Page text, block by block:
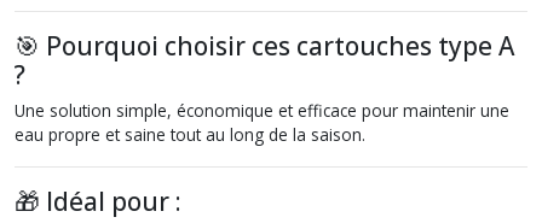
🎯 Pourquoi choisir ces cartouches type A
?
Une solution simple, économique et efficace pour maintenir une
eau propre et saine tout au long de la saison.
🎁 Idéal pour :